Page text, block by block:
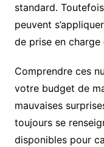
standard.
peuvent
de prise en charge
Comprendre ces
votre budget de
mauvaises
toujours se
disponibles pour